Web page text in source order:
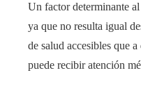
Un factor determinante
ya que no resulta igual
de salud accesibles que
puede recibir atención